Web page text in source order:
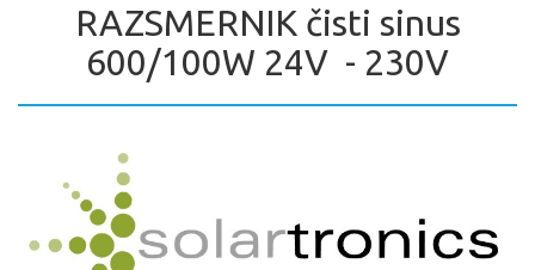
RAZSMERNIK čisti sinus
600/100W 24V - 230V